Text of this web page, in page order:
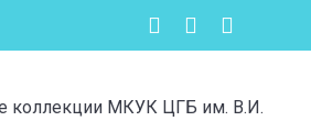
коллекции МКУК ЦГБ им. В.И.